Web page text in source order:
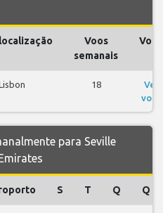
localização
Voos
semanais
Voos
18
Ver
voos
para Seville
S T Q Q